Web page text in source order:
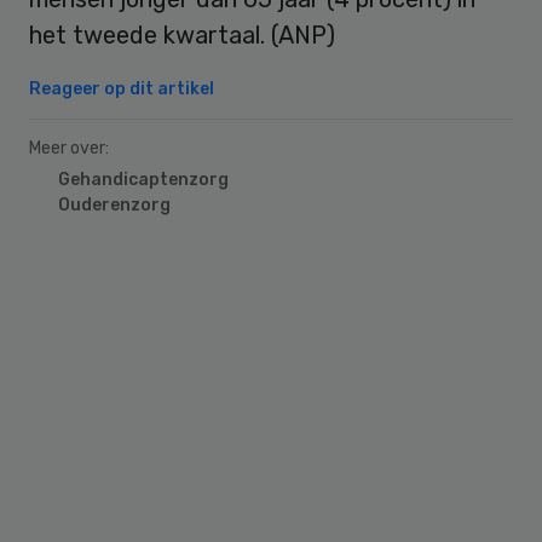
het tweede kwartaal. (ANP)
Reageer op dit artikel
Meer over:
Gehandicaptenzorg
Ouderenzorg